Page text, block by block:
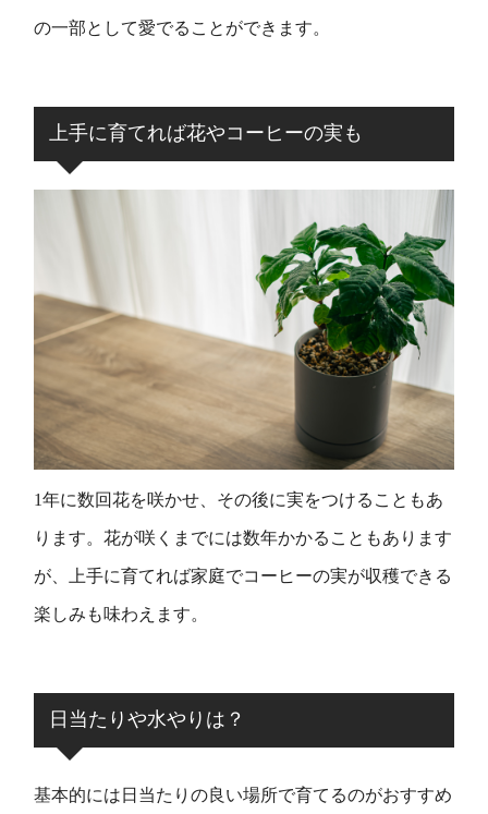
の一部として愛でることができます。
上手に育てれば花やコーヒーの実も
1年に数回花を咲かせ、その後に実をつけることもあ
ります。花が咲くまでには数年かかることもあります
が、上手に育てれば家庭でコーヒーの実が収穫できる
楽しみも味わえます。
日当たりや水やりは？
基本的には日当たりの良い場所で育てるのがおすすめ